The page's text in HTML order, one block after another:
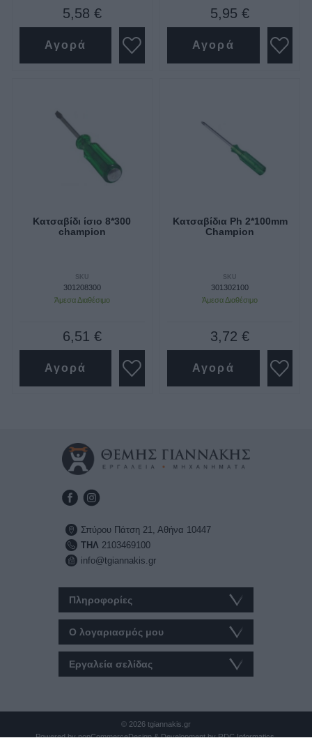
5,58 €
Αγορά
5,95 €
Αγορά
Κατσαβίδι ίσιο 8*300
champion
SKU
301208300
Άμεσα Διαθέσιμο
6,51 €
Αγορά
Κατσαβίδια Ph 2*100mm
Champion
SKU
301302100
Άμεσα Διαθέσιμο
3,72 €
Αγορά
Πληροφορίες
Ο λογαριασμός μου
Εργαλεία σελίδας
Σπύρου Πάτση 21, Αθήνα 10447
ΤΗΛ2103469100
info@tgiannakis.gr
© 2026 tgiannakis.gr